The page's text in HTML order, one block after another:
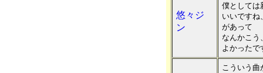
悠々ジ
ン
僕としては
いいですね
があって
なんかこう
よかったで
こういう曲